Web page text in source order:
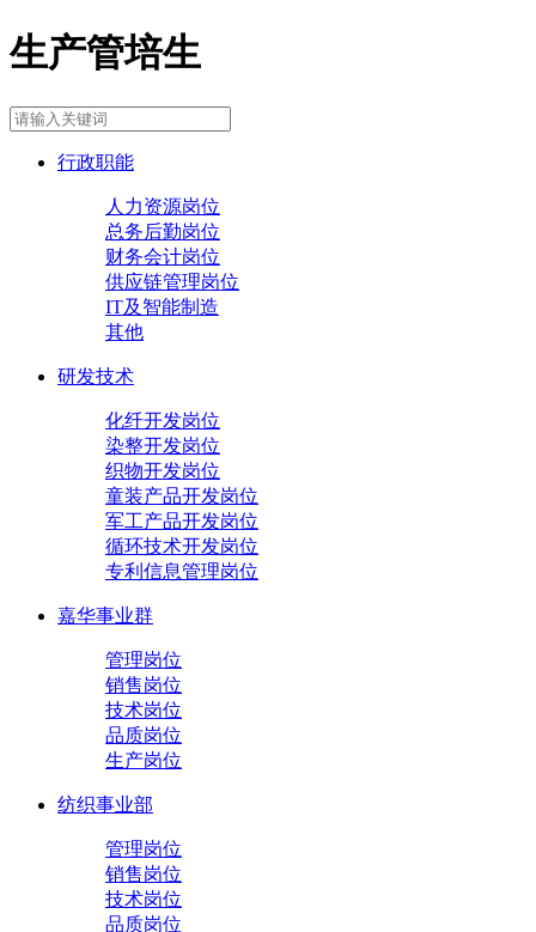
生产管培生
行政职能
人力资源岗位
总务后勤岗位
财务会计岗位
供应链管理岗位
IT及智能制造
其他
研发技术
化纤开发岗位
染整开发岗位
织物开发岗位
童装产品开发岗位
军工产品开发岗位
循环技术开发岗位
专利信息管理岗位
嘉华事业群
管理岗位
销售岗位
技术岗位
品质岗位
生产岗位
纺织事业部
管理岗位
销售岗位
技术岗位
品质岗位